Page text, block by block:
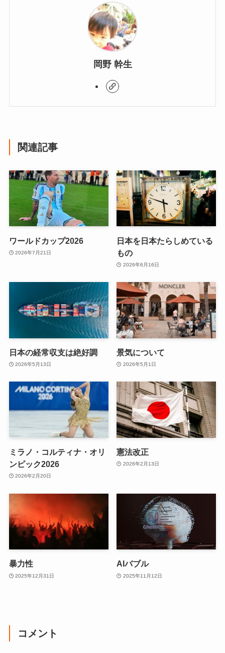
岡野 幹生
関連記事
ワールドカップ2026
2026年7月21日
日本を日本たらしめている
もの
2026年6月16日
日本の経常収支は絶好調
2026年5月13日
景気について
2026年5月1日
ミラノ・コルティナ・オリ
ンピック2026
2026年2月20日
憲法改正
2026年2月13日
暴力性
2025年12月31日
AIバブル
2025年11月12日
コメント